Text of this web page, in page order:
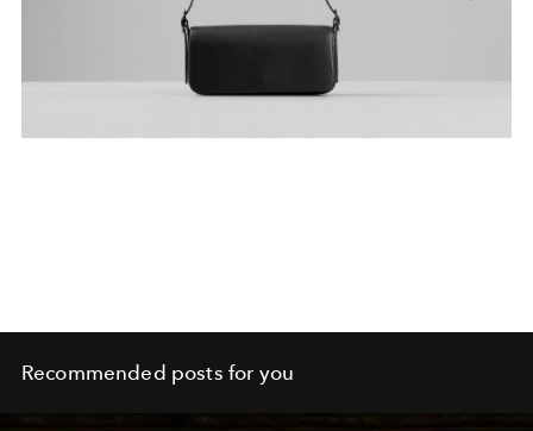
Recommended posts for you